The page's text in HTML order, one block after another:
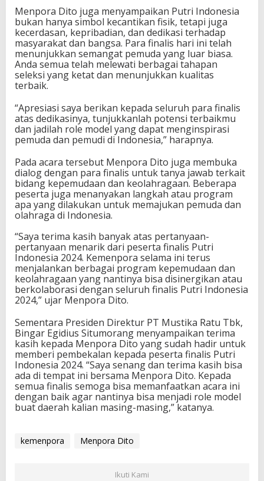
s
i
a
2
0
2
4
d
i
I
n
p
i
r
a
s
n
a
k
M
u
d
n
d
o
n
e
s
i
a
Menpora Dito juga menyampaikan Putri Indonesia
bukan hanya simbol kecantikan fisik, tetapi juga
kecerdasan, kepribadian, dan dedikasi terhadap
masyarakat dan bangsa. Para finalis hari ini telah
menunjukkan semangat pemuda yang luar biasa.
Anda semua telah melewati berbagai tahapan
seleksi yang ketat dan menunjukkan kualitas
terbaik.
“Apresiasi saya berikan kepada seluruh para finalis
atas dedikasinya, tunjukkanlah potensi terbaikmu
dan jadilah role model yang dapat menginspirasi
pemuda dan pemudi di Indonesia,” harapnya.
Pada acara tersebut Menpora Dito juga membuka
dialog dengan para finalis untuk tanya jawab terkait
bidang kepemudaan dan keolahragaan. Beberapa
peserta juga menanyakan langkah atau program
apa yang dilakukan untuk memajukan pemuda dan
olahraga di Indonesia.
“Saya terima kasih banyak atas pertanyaan-
pertanyaan menarik dari peserta finalis Putri
Indonesia 2024. Kemenpora selama ini terus
menjalankan berbagai program kepemudaan dan
keolahragaan yang nantinya bisa disinergikan atau
berkolaborasi dengan seluruh finalis Putri Indonesia
2024,” ujar Menpora Dito.
Sementara Presiden Direktur PT Mustika Ratu Tbk,
Bingar Egidius Situmorang menyampaikan terima
kasih kepada Menpora Dito yang sudah hadir untuk
memberi pembekalan kepada peserta finalis Putri
Indonesia 2024. “Saya senang dan terima kasih bisa
ada di tempat ini bersama Menpora Dito. Kepada
semua finalis semoga bisa memanfaatkan acara ini
dengan baik agar nantinya bisa menjadi role model
buat daerah kalian masing-masing,” katanya.
kemenpora Menpora Dito
Ikuti Kami